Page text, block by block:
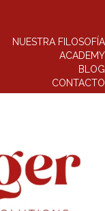
NUESTRA FILOSOFÍA
ACADEMY
BLOG
CONTACTO